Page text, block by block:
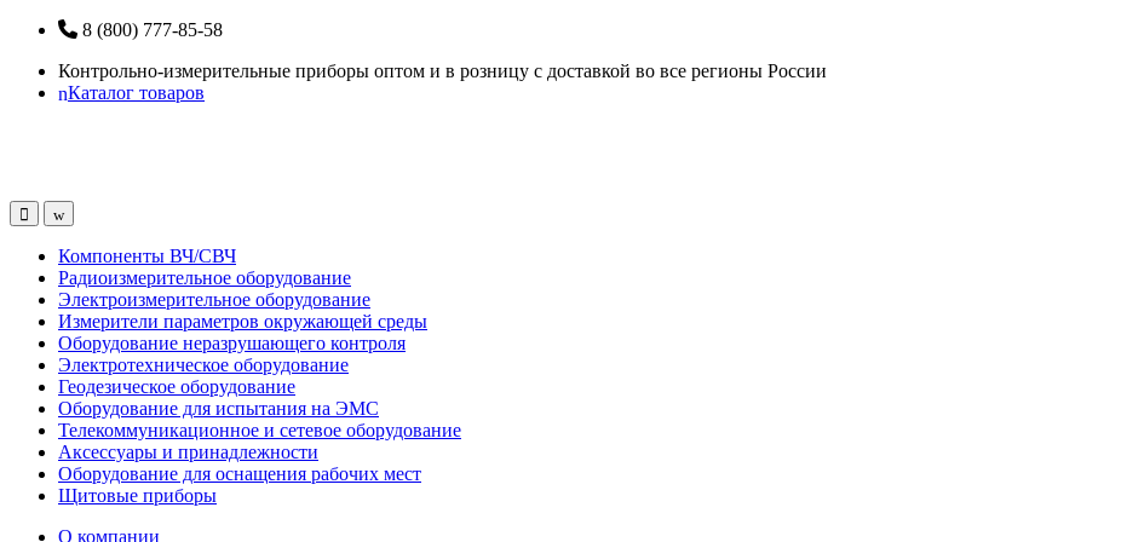
Перейти
навигации
Перейти
содержанию
8 (800) 777-85-58
Контрольно-измерительные приборы оптом и в розницу с доставкой во все регионы России
Каталог товаров
OpenClose
Компоненты ВЧ/СВЧ
Радиоизмерительное оборудование
Электроизмерительное оборудование
Измерители параметров окружающей среды
Оборудование неразрушающего контроля
Электротехническое оборудование
Геодезическое оборудование
Оборудование для испытания на ЭМС
Телекоммуникационное и сетевое оборудование
Аксессуары и принадлежности
Оборудование для оснащения рабочих мест
Щитовые приборы
О компании